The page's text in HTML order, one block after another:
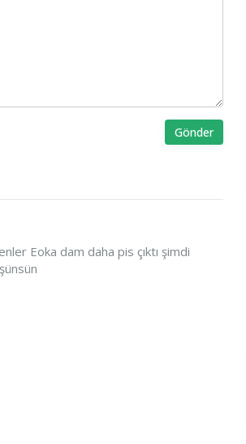
Gönder
Eoka dam daha pis çıktı şimdi